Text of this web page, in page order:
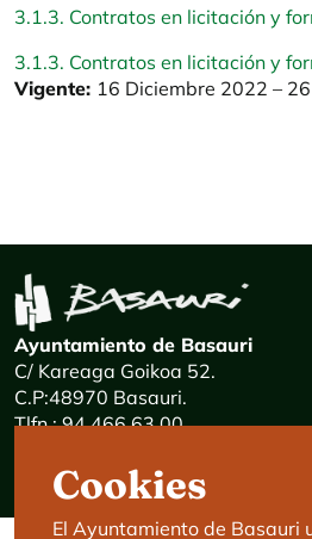
3.1.3. Contratos en licitación y
3.1.3. Contratos en licitación y
Vigente: 16 Diciembre 2022 –
Cookies
El Ayuntamiento de Basauri
Ayuntamiento de Basauri
C/ Kareaga Goikoa 52.
C.P:48970 Basauri.
Tlfn.: 94 466 63 00
E-mail: haz@basauri.eus